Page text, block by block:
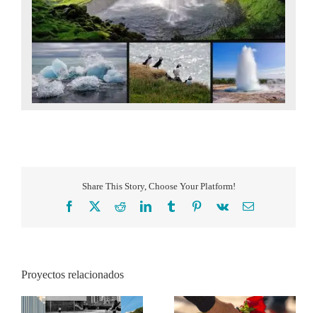
Share This Story, Choose Your Platform!
Facebook
X RedditLinkedInTumblrPinterest
Vk
Correo
Proyectos relacionados